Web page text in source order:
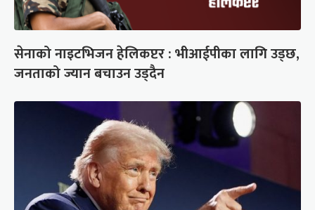
सेनाको नाइटभिजन हेलिकप्टर : भीआईपीका लागि उड्छ,
जनताको ज्यान बचाउन उड्दैन